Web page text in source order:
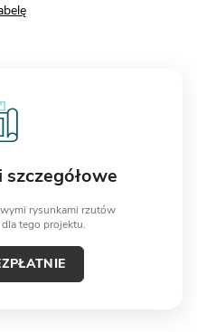
rysunkami rzutów
tego projektu.